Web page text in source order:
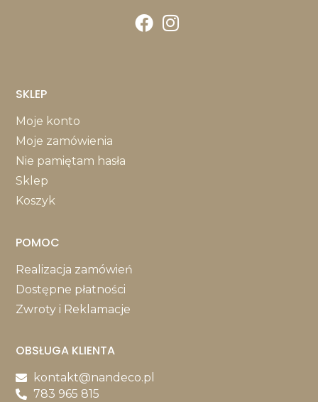
SKLEP
Moje konto
Moje zamówienia
Nie pamiętam hasła
Sklep
Koszyk
POMOC
Realizacja zamówień
Dostępne płatności
Zwroty i Reklamacje
OBSŁUGA KLIENTA
kontakt@nandeco.pl
783 965 815